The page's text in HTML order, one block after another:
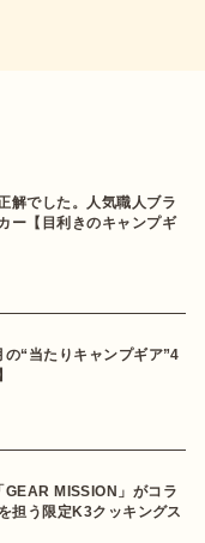
解でした。人気職人ブラ
ー【目利きのキャンプギ
“当たりキャンプギア”4
MISSION」がコラ
担う限定K3クッキングス